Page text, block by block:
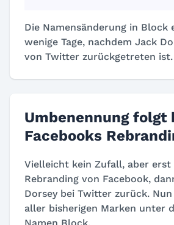
Die Namensänderung in Block
wenige Tage, nachdem Jack
von Twitter zurückgetreten ist.
Umbenennung folgt
Facebooks
Vielleicht kein Zufall, aber
Rebranding von Facebook,
Dorsey bei Twitter zurück.
aller bisherigen Marken unter